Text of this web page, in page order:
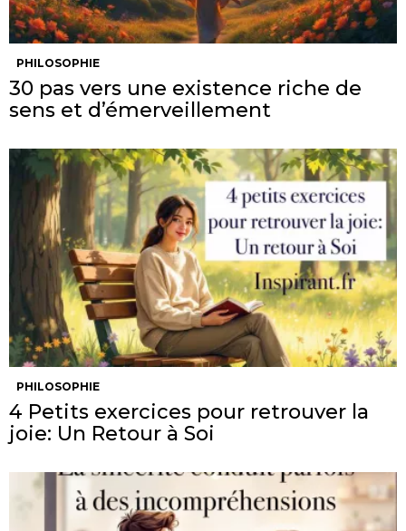
PHILOSOPHIE
30 pas vers une existence riche de
sens et d’émerveillement
PHILOSOPHIE
4 Petits exercices pour retrouver la
joie: Un Retour à Soi